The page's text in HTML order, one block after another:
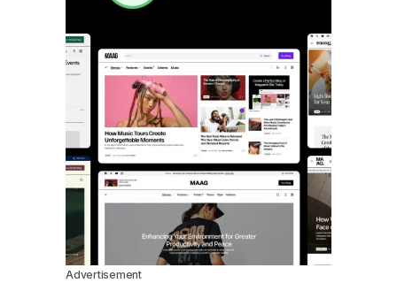
Advertisement